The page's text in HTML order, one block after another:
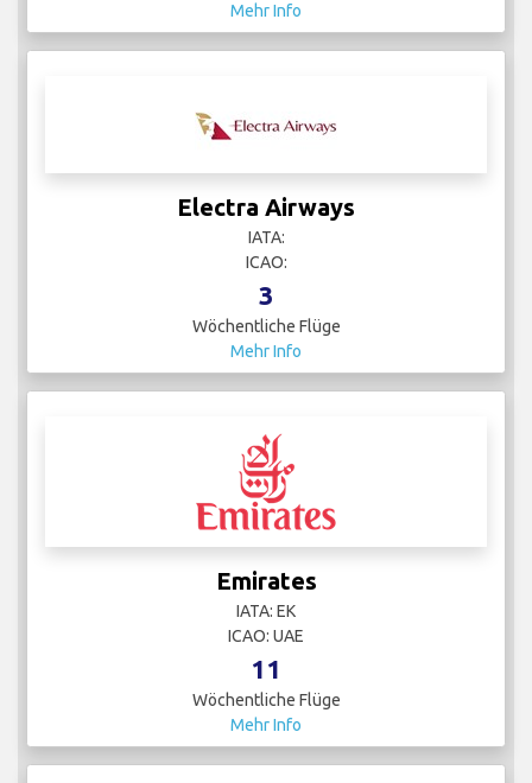
Mehr Info
Electra Airways
IATA:
ICAO:
3
Wöchentliche Flüge
Mehr Info
Emirates
IATA: EK
ICAO: UAE
11
Wöchentliche Flüge
Mehr Info